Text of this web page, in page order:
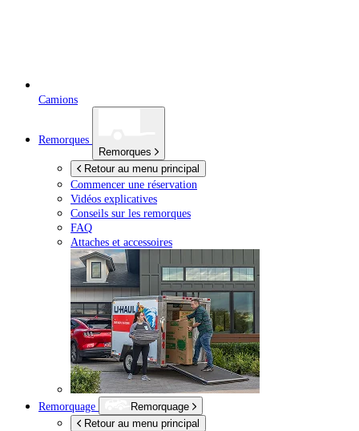
Camions
Remorques
Remorques
Retour au menu principal
Commencer une réservation
Vidéos explicatives
Conseils sur les remorques
FAQ
Attaches et accessoires
Remorquage
Remorquage
Retour au menu principal